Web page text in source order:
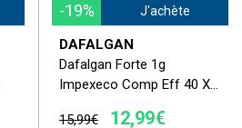
-19% J'achète
DAFALGAN
Dafalgan Forte 1g
Impexeco Comp Eff 40 X...
15,99€ 12,99€